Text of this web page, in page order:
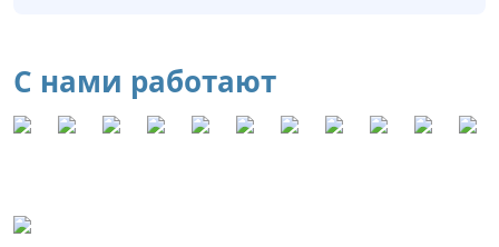
С нами работают